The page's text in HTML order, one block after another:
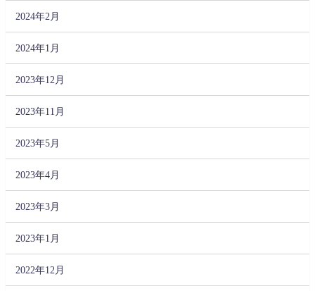
2024年2月
2024年1月
2023年12月
2023年11月
2023年5月
2023年4月
2023年3月
2023年1月
2022年12月